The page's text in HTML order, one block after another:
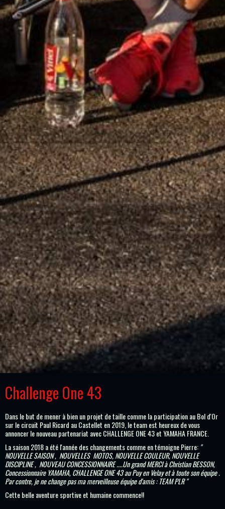
Challenge One 43
Dans le but de mener à bien un projet de taille comme la participation au Bol d'Or
sur le circuit Paul Ricard au Castellet en 2019, le teamest heureux de vous
annoncer le nouveau partenariat avec CHALLENGE ONE 43 et YAMAHA FRANCE.
La saison 2018 a été l'année des changements comme en témoigne Pierre: "
NOUVELLE SAISON, NOUVELLES MOTOS, NOUVELLE COULEUR,NOUVELLE
DISCIPLINE, NOUVEAU CONCESSIONNAIRE ....Un grand MERCI à Christian BESSON,
Concessionnaire YAMAHA, CHALLENGE ONE 43 au Puy en Velay et à toute son équipe .
Par contre, je ne change pas ma merveilleuse équipe d'amis : TEAM PLR "
Cette belle aventure sportive et humaine commence!!